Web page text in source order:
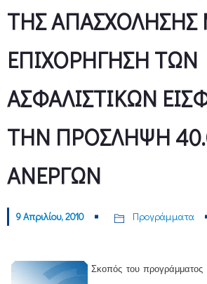
ΤΗΣ ΑΠΑΣΧΟΛΗΣΗΣ
ΕΠΙΧΟΡΗΓΗΣΗ ΤΩΝ
ΑΣΦΑΛΙΣΤΙΚΩΝ
ΤΗΝ ΠΡΟΣΛΗΨΗ
ΑΝΕΡΓΩΝ
9 Απριλίου, 2010 Προγράμματα
Σκοπός του προγράμματος